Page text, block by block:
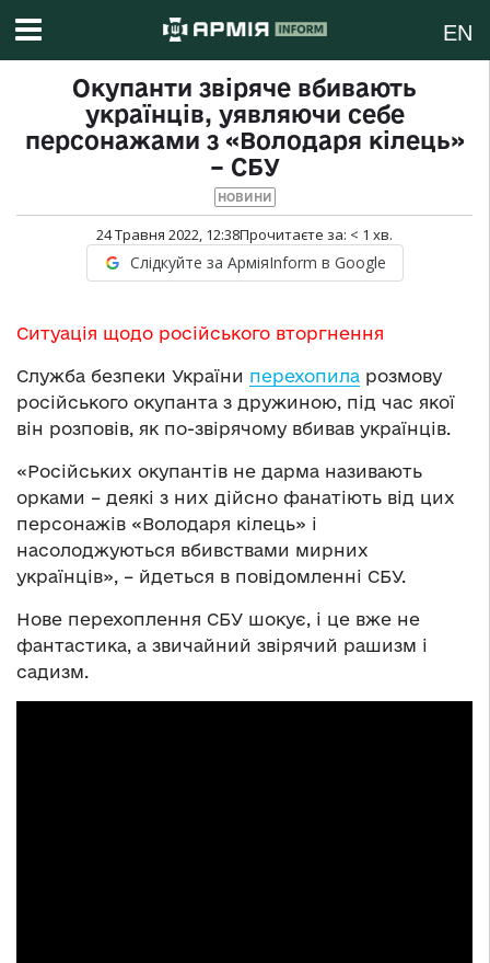
EN
Окупанти звіряче вбивають
українців, уявляючи себе
персонажами з «Володаря кілець»
– СБУ
НОВИНИ
24 Травня 2022, 12:38Прочитаєте за: < 1 хв.
Слідкуйте за АрміяInform в Google
Ситуація щодо російського вторгнення
Служба безпеки України перехопила розмову
російського окупанта з дружиною, під час якої
він розповів, як по-звірячому вбивав українців.
«Російських окупантів не дарма називають
орками – деякі з них дійсно фанатіють від цих
персонажів «Володаря кілець» і
насолоджуються вбивствами мирних
українців», – йдеться в повідомленні СБУ.
Нове перехоплення СБУ шокує, і це вже не
фантастика, а звичайний звірячий рашизм і
садизм.